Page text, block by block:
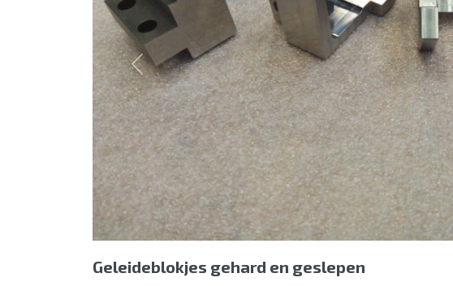
Geleideblokjes gehard en geslepen
Previous